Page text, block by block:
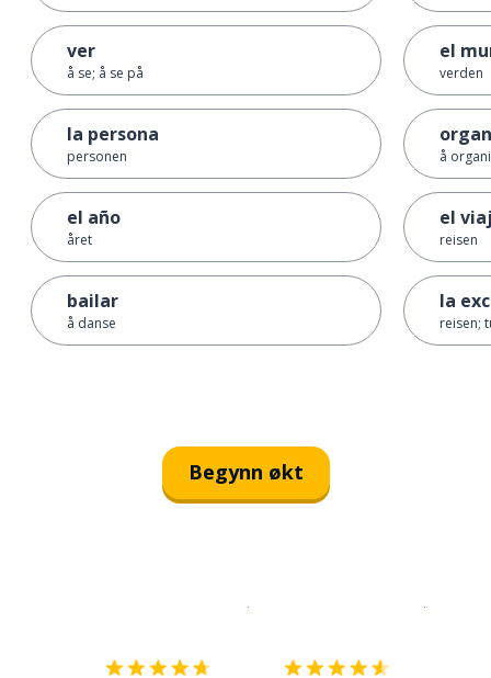
ver
å se; å se på
la persona
personen
el año
året
bailar
å danse
el
verden
å
el
reisen
la
reisen;
Begynn økt